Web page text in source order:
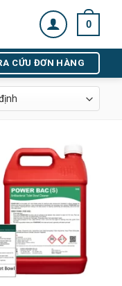
0
CỨU ĐƠN HÀNG